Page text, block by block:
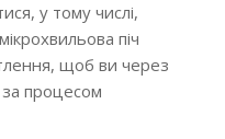
у тому числі,
піч
щоб ви через
за процесом